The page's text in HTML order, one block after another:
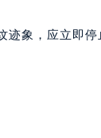
迹象，应立即